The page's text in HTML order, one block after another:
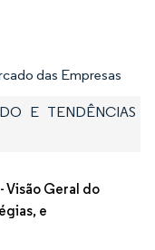
das Empresas
E TENDÊNCIAS
Geral do
e